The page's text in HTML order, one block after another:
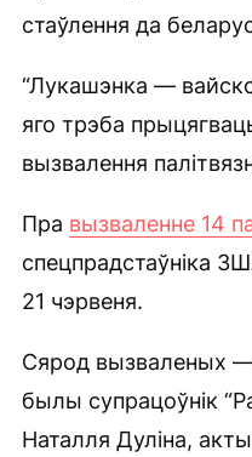
стаўлення да
“Лукашэнка —
яго трэба
вызвалення
Пра вызваленне 14
спецпрадстаўніка
21 чэрвеня.
Сярод вызваленых —
былы супрацоўнік
Наталля Дуліна,